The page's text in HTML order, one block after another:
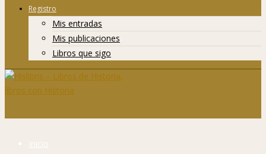
Registro
Mis entradas
Mis publicaciones
Libros que sigo
Inicio